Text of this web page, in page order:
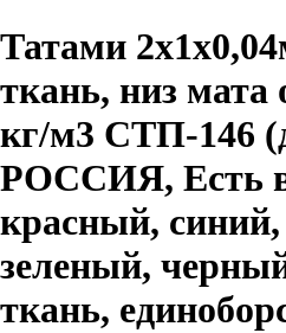
Татами
ткань, низ мата
кг/м3 СТП-146
РОССИЯ, Есть
красный,
зеленый,
ткань,